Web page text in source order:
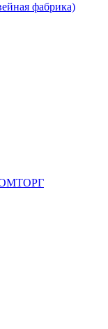
фабрика)